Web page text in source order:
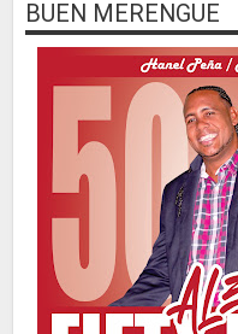
BUEN MERENGUE